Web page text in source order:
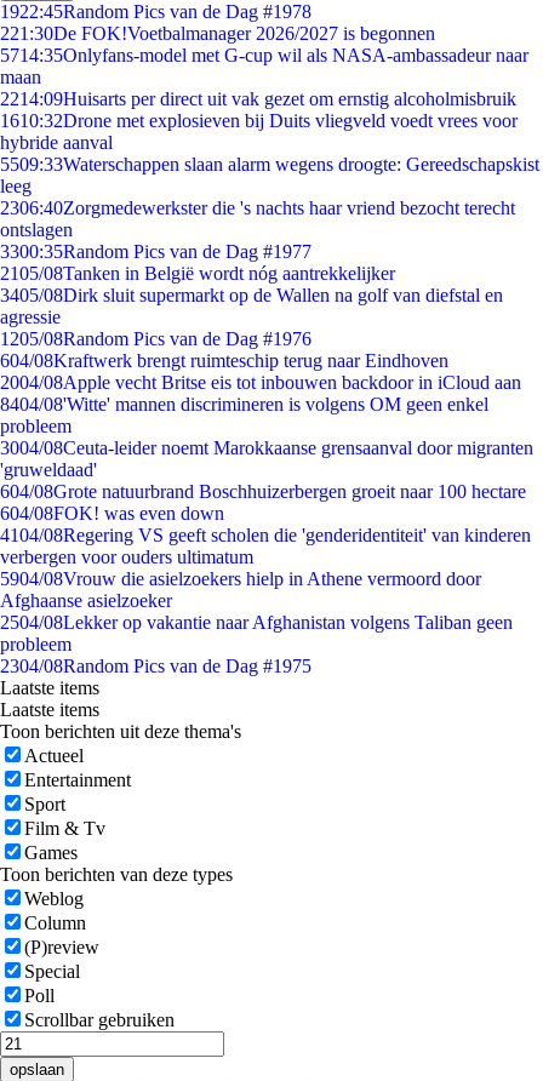
1922:45Random Pics van de Dag #1978
221:30De FOK!Voetbalmanager 2026/2027 is begonnen
5714:35Onlyfans-model met G-cup wil als NASA-ambassadeur naar
maan
2214:09Huisarts per direct uit vak gezet om ernstig alcoholmisbruik
1610:32Drone met explosieven bij Duits vliegveld voedt vrees voor
hybride aanval
5509:33Waterschappen slaan alarm wegens droogte: Gereedschapskist
leeg
2306:40Zorgmedewerkster die 's nachts haar vriend bezocht terecht
ontslagen
3300:35Random Pics van de Dag #1977
2105/08Tanken in België wordt nóg aantrekkelijker
3405/08Dirk sluit supermarkt op de Wallen na golf van diefstal en
agressie
1205/08Random Pics van de Dag #1976
604/08Kraftwerk brengt ruimteschip terug naar Eindhoven
2004/08Apple vecht Britse eis tot inbouwen backdoor in iCloud aan
8404/08'Witte' mannen discrimineren is volgens OM geen enkel
probleem
3004/08Ceuta-leider noemt Marokkaanse grensaanval door migranten
'gruweldaad'
604/08Grote natuurbrand Boschhuizerbergen groeit naar 100 hectare
604/08FOK! was even down
4104/08Regering VS geeft scholen die 'genderidentiteit' van kinderen
verbergen voor ouders ultimatum
5904/08Vrouw die asielzoekers hielp in Athene vermoord door
Afghaanse asielzoeker
2504/08Lekker op vakantie naar Afghanistan volgens Taliban geen
probleem
2304/08Random Pics van de Dag #1975
Laatste items
Laatste items
Toon berichten uit deze thema's
Actueel
Entertainment
Sport
Film & Tv
Games
Toon berichten van deze types
Weblog
Column
(P)review
Special
Poll
Scrollbar gebruiken
opslaan